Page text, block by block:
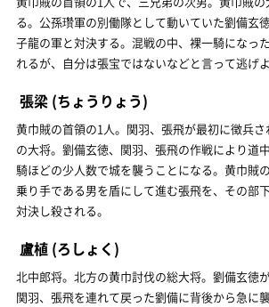
る。公孫瓚軍の別働隊として動いていた劉備玄
子龍の軍と対決する。混戦の中、裸一騎になっ
れるが、自分は張宝ではないなどと言って逃げ
張梁 (ちょうりょう)
黄巾賊の首領の1人。関羽、張飛が最初に徴兵
の大将。劉備玄徳、関羽、張飛の作戦により道
騎ほどの少人数で城を襲うことになる。黄巾賊
乗り手である男を盾にして進む張飛を、その部
対決し殺される。
盧植 (ろしょく)
北中郎将。北方の黄巾討伐の総大将。劉備玄徳
関羽、張飛を連れて戻った劉備に背後から急に